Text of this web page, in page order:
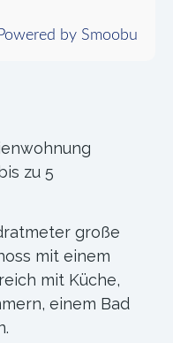
by Smoobu
zu 5
große
mit einem
mit Küche,
einem Bad